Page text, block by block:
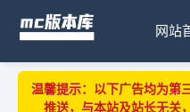
网站
温馨提示：以下广告均为第
推送，与本站及站长无关